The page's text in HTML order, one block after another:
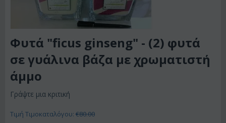
Φυτά "ficus ginseng" - (2) φυτά
σε γυάλινα βάζα με χρωματιστή
άμμο
Γράψτε μια κριτική
Τιμή Τιμοκαταλόγου: €80.00